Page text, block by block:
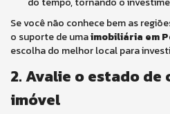
Se você não conhece bem as
o suporte de umaimobiliária em
escolha do melhor local para
2. Avalie o estado de
imóvel